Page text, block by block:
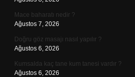
Mace baharatı nedir ?
Ağustos 7, 2026
Doğru göz masajı nasıl yapılır ?
Ağustos 6, 2026
Kumsalda kaç tane kum tanesi vardır ?
Ağustos 6, 2026